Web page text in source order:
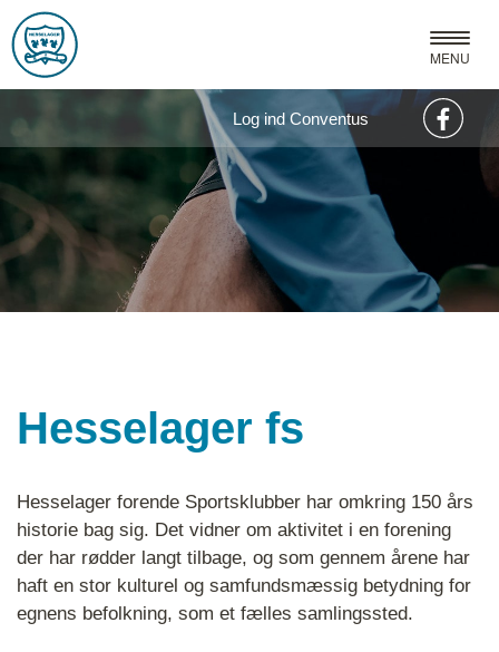
Log ind Conventus
Hesselager fs
Hesselager forende Sportsklubber har omkring 150 års
historie bag sig. Det vidner om aktivitet i en forening
der har rødder langt tilbage, og som gennem årene har
haft en stor kulturel og samfundsmæssig betydning for
egnens befolkning, som et fælles samlingssted.
MENU